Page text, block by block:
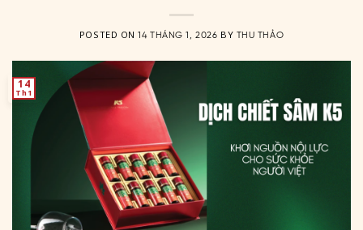
POSTED ON14 THÁNG 1, 2026 BY THU THẢO
14
Th1